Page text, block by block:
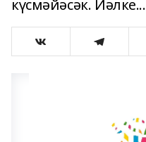
күсмәйәсәк. Йәлке...